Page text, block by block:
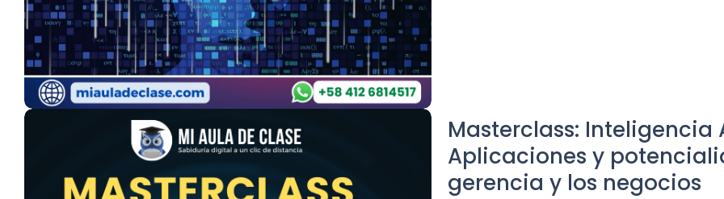
Masterclass: Inteligencia
Aplicaciones y
gerencia y los negocios